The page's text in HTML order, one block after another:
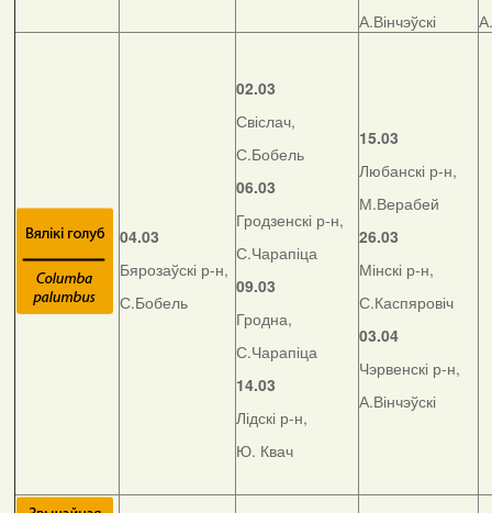
А.Вінчэўскі
04.03
Бярозаўскі р-н,
С.Бобель
02.03
Свіслач,
С.Бобель
06.03
Гродзенскі р-н,
С.Чарапіца
09.03
Гродна,
С.Чарапіца
14.03
Лідскі р-н,
Ю. Квач
15.03
Любанскі р-н,
М.Верабей
26.03
Мінскі р-н,
С.Каспяровіч
03.04
Чэрвенскі р-н,
А.Вінчэўскі